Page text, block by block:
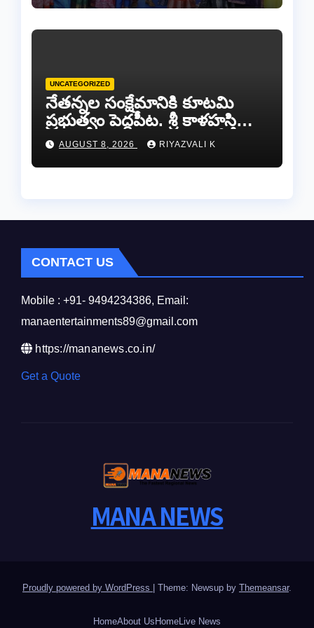
UNCATEGORIZED
నేతన్నల సంక్షేమానికి కూటమి
ప్రభుత్వం పెద్దపీట. శ్రీ కాళహస్తి
ఎమ్మెల్యే బొజ్జల వెంకట సుధీర్ రెడ్డి.
AUGUST 8, 2026 RIYAZVALI K
CONTACT US
Mobile : +91- 9494234386, Email:
manaentertainments89@gmail.com
https://mananews.co.in/
Get a Quote
MANA NEWS
Proudly powered by WordPress | Theme: Newsup by Themeansar.
HomeAbout Us Home Live News